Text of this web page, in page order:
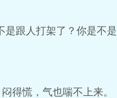
跟人打架了？你是不是
慌，气也喘不上来。